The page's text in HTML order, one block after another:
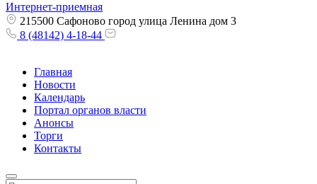
Интернет-приемная
215500 Сафоново город улица Ленина дом 3
8 (48142) 4-18-44
Главная
Новости
Календарь
Портал органов власти
Анонсы
Торги
Контакты